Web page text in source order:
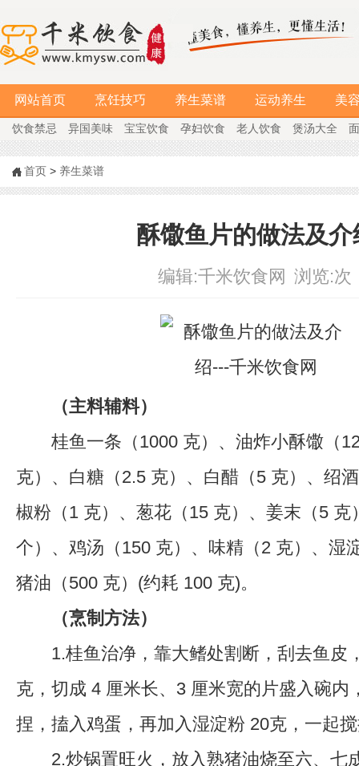
网站首页 烹饪技巧 养生菜谱 运动养生 美
饮食禁忌 异国美味 宝宝饮食 孕妇饮食 老人饮食 煲汤大全
首页 > 养生菜谱
酥馓鱼片的做法及介
编辑:千米饮食网 浏览:次
（主料辅料）
桂鱼一条（1000 克）、油炸小酥馓（
克）、白糖（2.5 克）、白醋（5 克）、绍
椒粉（1 克）、葱花（15 克）、姜末（5 克
个）、鸡汤（150 克）、味精（2 克）、湿
猪油（500 克）(约耗 100 克)。
（烹制方法）
1.桂鱼治净，靠大鳍处割断，刮去鱼皮
克，切成 4 厘米长、3 厘米宽的片盛入碗内
捏，搕入鸡蛋，再加入湿淀粉 20克，一起
2.炒锅置旺火，放入熟猪油烧至六、七